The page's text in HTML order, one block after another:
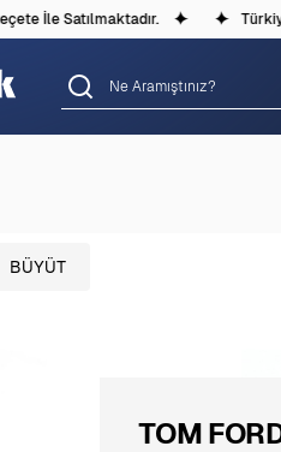
İle Satılmaktadır.
BÜYÜT
TOM